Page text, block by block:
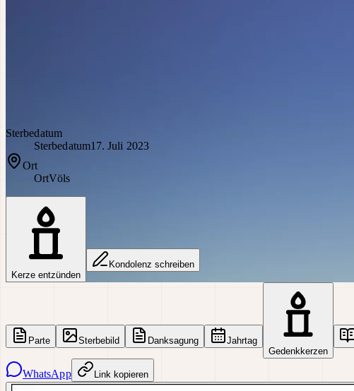
Sterbedatum
Sterbedatum17. Juli 2023
Ort
OrtVöls
Kerze entzünden
Kondolenz schreiben
Parte Sterbebild Danksagung
Jahrtag
Gedenkkerzen
WhatsApp Link kopieren